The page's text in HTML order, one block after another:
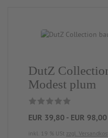
DutZ
Modest plum
EUR 39,80 - EUR 98,00
inkl. 19 % USt zzgl.